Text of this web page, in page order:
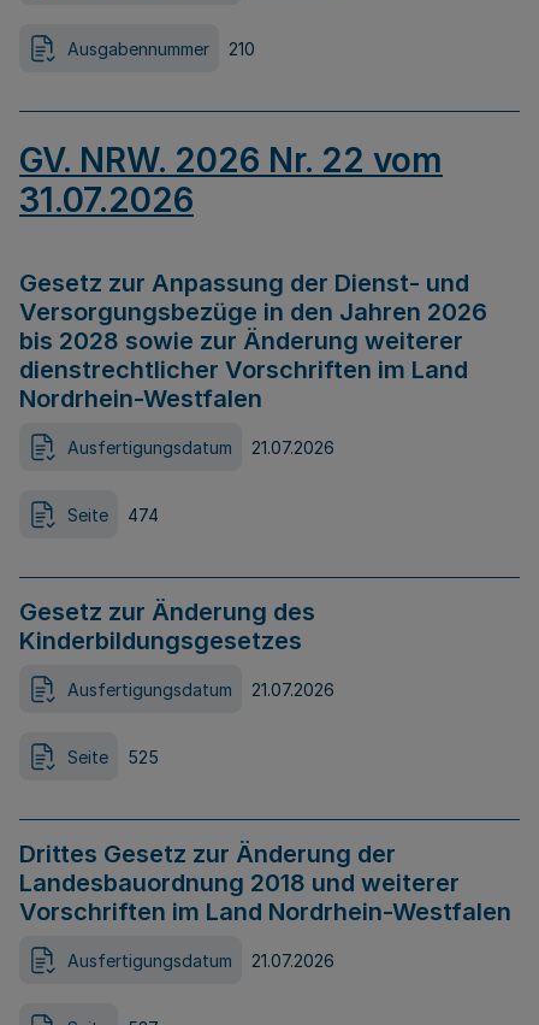
Ausgabennummer 210
GV. NRW. 2026 Nr. 22 vom
31.07.2026
Gesetz zur Anpassung der Dienst- und
Versorgungsbezüge in den Jahren 2026
bis 2028 sowie zur Änderung weiterer
dienstrechtlicher Vorschriften im Land
Nordrhein-Westfalen
Ausfertigungsdatum 21.07.2026
Seite 474
Gesetz zur Änderung des
Kinderbildungsgesetzes
Ausfertigungsdatum 21.07.2026
Seite 525
Drittes Gesetz zur Änderung der
Landesbauordnung 2018 und weiterer
Vorschriften im Land Nordrhein-Westfalen
Ausfertigungsdatum 21.07.2026